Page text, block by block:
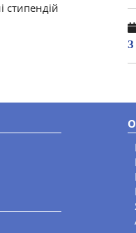
стипендій
З